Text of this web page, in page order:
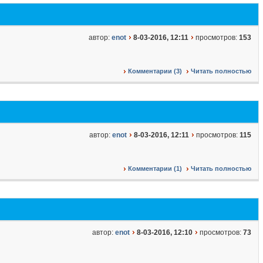
автор: enot 8-03-2016, 12:11 просмотров: 153
Комментарии (3) Читать полностью
автор: enot 8-03-2016, 12:11 просмотров: 115
Комментарии (1) Читать полностью
автор: enot 8-03-2016, 12:10 просмотров: 73